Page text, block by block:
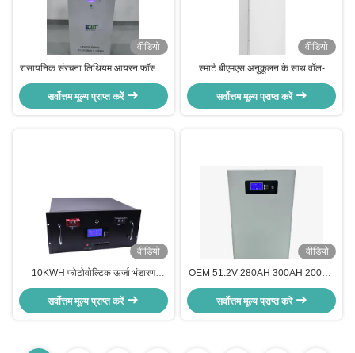
वीडियो
रासायनिक संरचना लिथियम आयरन फॉस्फेट
LiFePO4 EWT 51.2V 100Ah पूरे घर
ऊर्जा भंडारण ग्रिड-टाई सिस्टम के लिए बैटरी
सर्वोत्तम मूल्य प्राप्त करें
वीडियो
स्मार्ट बीएमएस अनुकूलन के साथ वॉल-
माउंटेड होम एनर्जी स्टोरेज लिथियम आयरन
फॉस्फेट बैटरी 48V 120/200/280AH
सर्वोत्तम मूल्य प्राप्त करें
वीडियो
10KWH फोटोवोल्टिक ऊर्जा भंडारण
प्रणाली सील प्रकार के लिए 8V 200Ah
लिथियम आयरन फॉस्फेट बैटरी 4U रैक
प्रकार में रिचार्जेबल
सर्वोत्तम मूल्य प्राप्त करें
वीडियो
OEM 51.2V 280AH 300AH 200AH
100AH लिथियम आयरन फॉस्फेट बैटरी
फर्श-माउंटेड ऊर्जा भंडारण प्रणाली
सर्वोत्तम मूल्य प्राप्त करें